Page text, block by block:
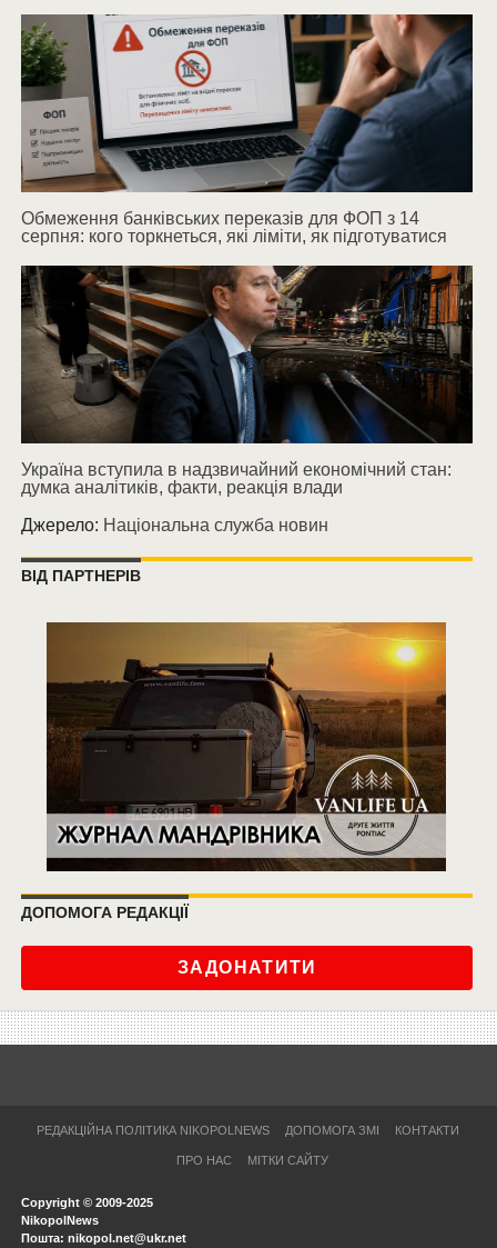
Обмеження банківських переказів для ФОП з 14
серпня: кого торкнеться, які ліміти, як підготуватися
Україна вступила в надзвичайний економічний стан:
думка аналітиків, факти, реакція влади
Джерело: Національна служба новин
ВІД ПАРТНЕРІВ
ДОПОМОГА РЕДАКЦІЇ
ЗАДОНАТИТИ
РЕДАКЦІЙНА ПОЛІТИКА NIKOPOLNEWS ДОПОМОГА ЗМІ КОНТАКТИ
ПРО НАС МІТКИ САЙТУ
Copyright © 2009-2025
NikopolNews
Пошта: nikopol.net@ukr.net